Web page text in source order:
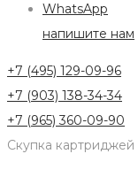
WhatsApp
напишите нам
+7 (495) 129-09-96
+7 (903) 138-34-34
+7 (965) 360-09-90
Скупка картриджей